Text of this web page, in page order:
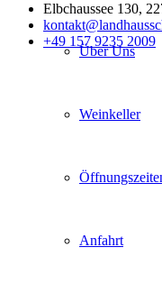
Über Uns
Weinkeller
Anfahrt
Elbchaussee 130,
+49 157 9235 2009